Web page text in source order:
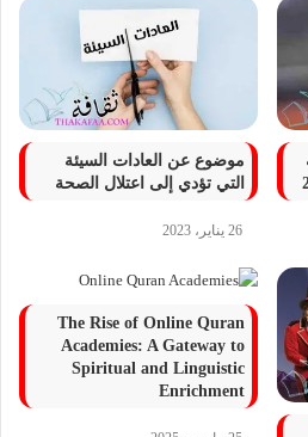
موضوع عن العادات السيئة
التي تؤدي إلى اعتلال الصحة
26 يناير، 2023
The Rise of Online Quran
Academies: A Gateway to
Spiritual and Linguistic
Enrichment